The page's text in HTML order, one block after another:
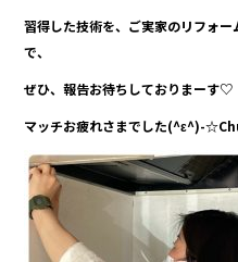
習得した技術を、ご実家のリフォ
で、
ぜひ、報告お待ちしておりまーす♡
マッチお疲れさまでした(^ε^)-